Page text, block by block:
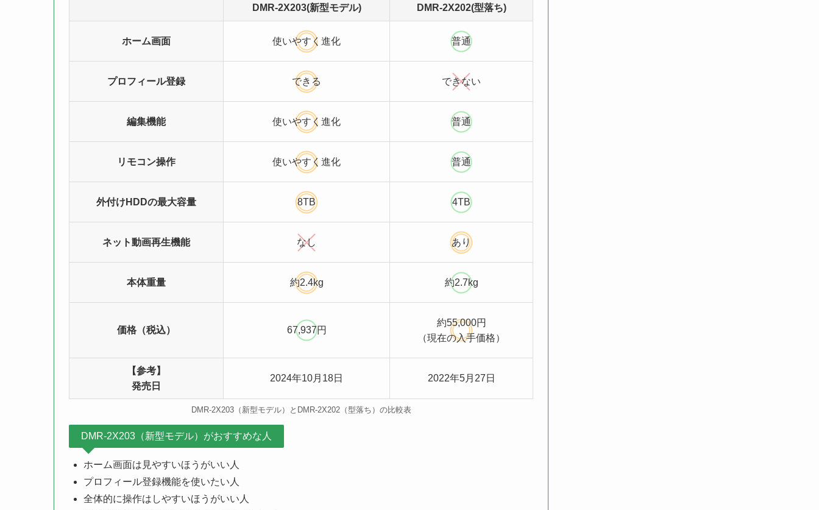
DMR-2X203(新型モデル) DMR-2X202(型落ち)
ホーム画面 使いやすく進化 普通
プロフィール登録 できる できない
編集機能 使いやすく進化 普通
リモコン操作 使いやすく進化 普通
外付けHDDの最大容量 8TB 4TB
ネット動画再生機能 なし あり
本体重量 約2.4kg 約2.7kg
価格（税込） 67,937円
約55,000円
（現在の入手価格）
【参考】
発売日
2024年10月18日 2022年5月27日
DMR-2X203（新型モデル）とDMR-2X202（型落ち）の比較表
DMR-2X203（新型モデル）がおすすめな人
ホーム画面は見やすいほうがいい人
プロフィール登録機能を使いたい人
全体的に操作はしやすいほうがいい人